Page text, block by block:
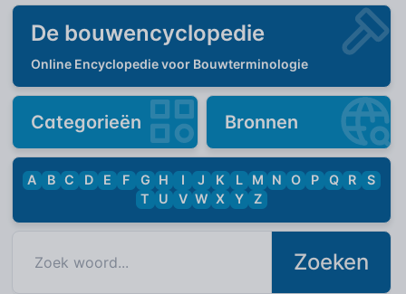
De bouwencyclopedie
Online Encyclopedie voor Bouwterminologie
Categorieën Bronnen
A B C D E F G H I J K L M N O P Q R
S
T
U V W X Y Z
Zoeken